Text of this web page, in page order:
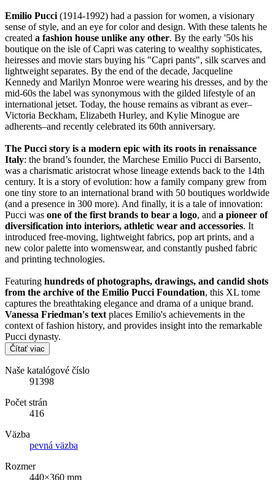
Emilio Pucci(1914-1992) had a passion for women, a visionary
sense of style, and an eye for color and design. With these talents he
created a fashion house unlike any other. By the early '50s his
boutique on the isle of Capri was catering to wealthy sophisticates,
heiresses and movie stars buying his "Capri pants", silk scarves and
lightweight separates. By the end of the decade, Jacqueline
Kennedy and Marilyn Monroe were wearing his dresses, and by the
mid-60s the label was synonymous with the gilded lifestyle of an
international jetset. Today, the house remains as vibrant as ever–
Victoria Beckham, Elizabeth Hurley, and Kylie Minogue are
adherents–and recently celebrated its 60th anniversary.
The Pucci story is a modern epic with its roots in renaissance
Italy: the brand’s founder, the Marchese Emilio Pucci di Barsento,
was a charismatic aristocrat whose lineage extends back to the 14th
century. It is a story of evolution: how a family company grew from
one tiny store to an international brand with 50 boutiques worldwide
(and a presence in 300 more). And finally, it is a tale of innovation:
Pucci was one of the first brands to bear a logo, and a pioneer of
diversification into interiors, athletic wear and accessories. It
introduced free-moving, lightweight fabrics, pop art prints, and a
new color palette into womenswear, and constantly pushed fabric
and printing technologies.
Featuring hundreds of photographs, drawings, and candid shots
from the archive of the Emilio Pucci Foundation, this XL tome
captures the breathtaking elegance and drama of a unique brand.
Vanessa Friedman's textplaces Emilio's achievements in the
context of fashion history, and provides insight into the remarkable
Pucci dynasty.
Čítať viac
Naše katalógové číslo
91398
Počet strán
416
Väzba
pevná väzba
Rozmer
440×360 mm